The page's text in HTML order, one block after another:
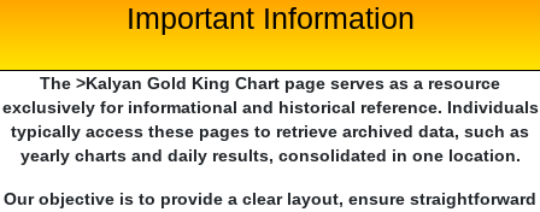
Important Information
The >Kalyan Gold King Chart page serves as a resource
exclusively for informational and historical reference. Individuals
typically access these pages to retrieve archived data, such as
yearly charts and daily results, consolidated in one location.
Our objective is to provide a clear layout, ensure straightforward